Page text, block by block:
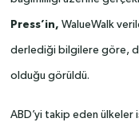
Press’in, WalueWalk
derlediği bilgilere göre,
olduğu görüldü.
ABD’yi takip eden ülkeler